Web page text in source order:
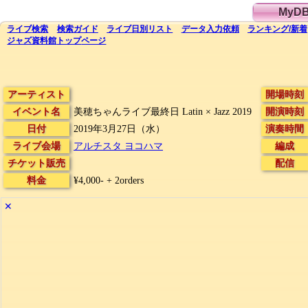
ライブ検索 検索ガイド ライブ日別 リスト データ入力依頼 ランキング/新着
ジャズ資料館 トップページ
アーティスト
イベント名
美穂ちゃんライブ最終日 Latin × Jazz 2019
日付
2019年3月27日（水）
ライブ会場
アルチスタ ヨコハマ
チケット販売
料金
¥4,000- + 2orders
開場時刻
開演時刻
演奏時間
編成
配信
✕